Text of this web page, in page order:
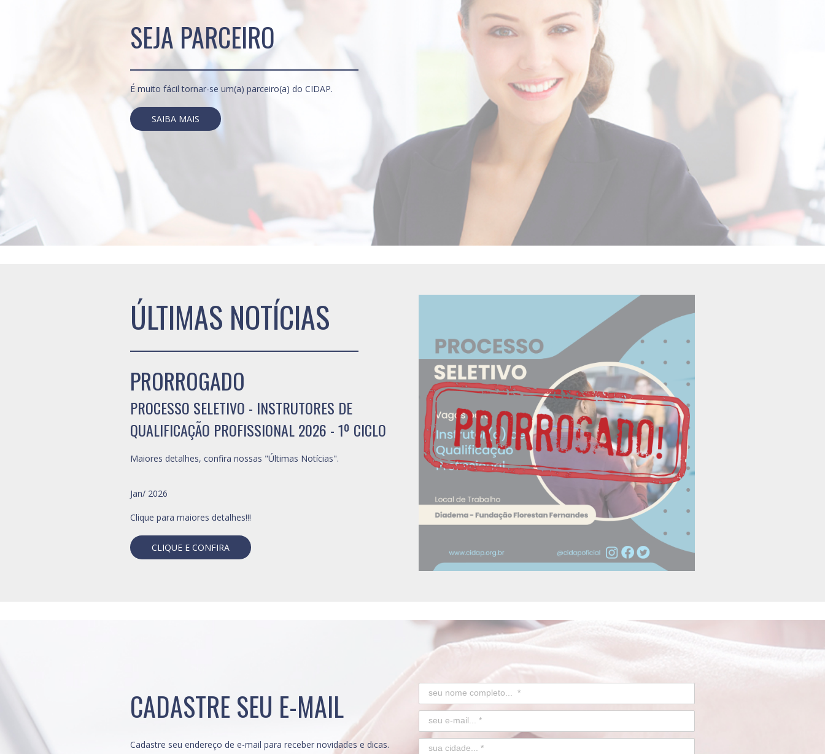
SEJA PARCEIRO
É muito fácil tornar-se um(a) parceiro(a) do CIDAP.
SAIBA MAIS
ÚLTIMAS NOTÍCIAS
PRORROGADO
PROCESSO SELETIVO - INSTRUTORES DE
QUALIFICAÇÃO PROFISSIONAL 2026 - 1º CICLO
Maiores detalhes, confira nossas "Últimas Notícias".
Jan/ 2026
Clique para maiores detalhes!!!
CLIQUE E CONFIRA
CADASTRE SEU E-MAIL
Cadastre seu endereço de e-mail para receber novidades e dicas.